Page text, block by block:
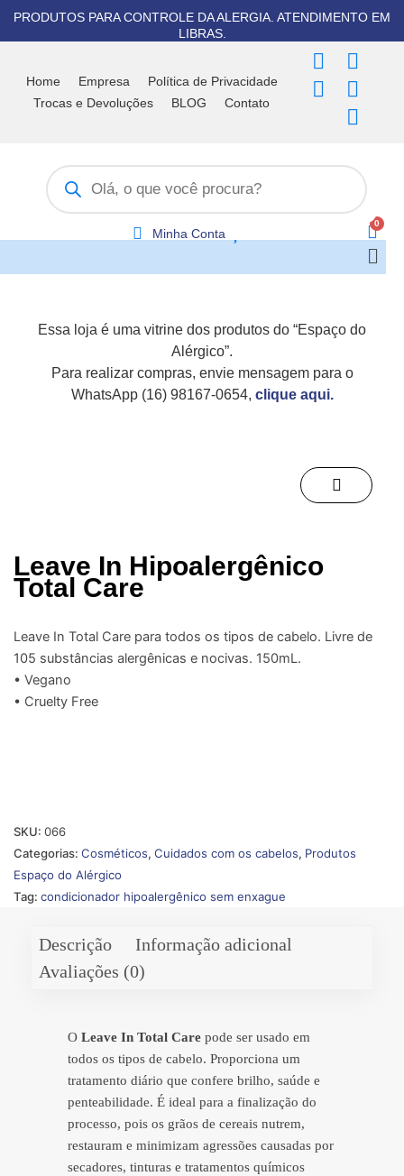
conteúdo
PRODUTOS PARA CONTROLE DA ALERGIA. ATENDIMENTO EM
LIBRAS.
Home Empresa
Política de Privacidade
Trocas e Devoluções
BLOG Contato
F
a
c
o
k
I
n
s
t
g
a
m
T
i
k
k
Y
o
u
t
b
W
h
a
t
a
p
p
Minha Conta
Pesquisar
produtos
Essa loja é uma vitrine dos produtos do “Espaço do
Alérgico”.
Para realizar compras, envie mensagem para o
WhatsApp (16) 98167-0654, clique aqui.
Leave In Hipoalergênico
Total Care
Leave In Total Care para todos os tipos de cabelo. Livre de
105 substâncias alergênicas e nocivas. 150mL.
• Vegano
• Cruelty Free
SKU: 066
Categorias: Cosméticos, Cuidados com os cabelos, Produtos
Espaço do Alérgico
Tag: condicionador hipoalergênico sem enxague
Descrição
Informação adicional
Avaliações (0)
O Leave In Total Care pode ser usado em
todos os tipos de cabelo. Proporciona um
tratamento diário que confere brilho, saúde e
penteabilidade. É ideal para a finalização do
processo, pois os grãos de cereais nutrem,
restauram e minimizam agressões causadas por
secadores, tinturas e tratamentos químicos